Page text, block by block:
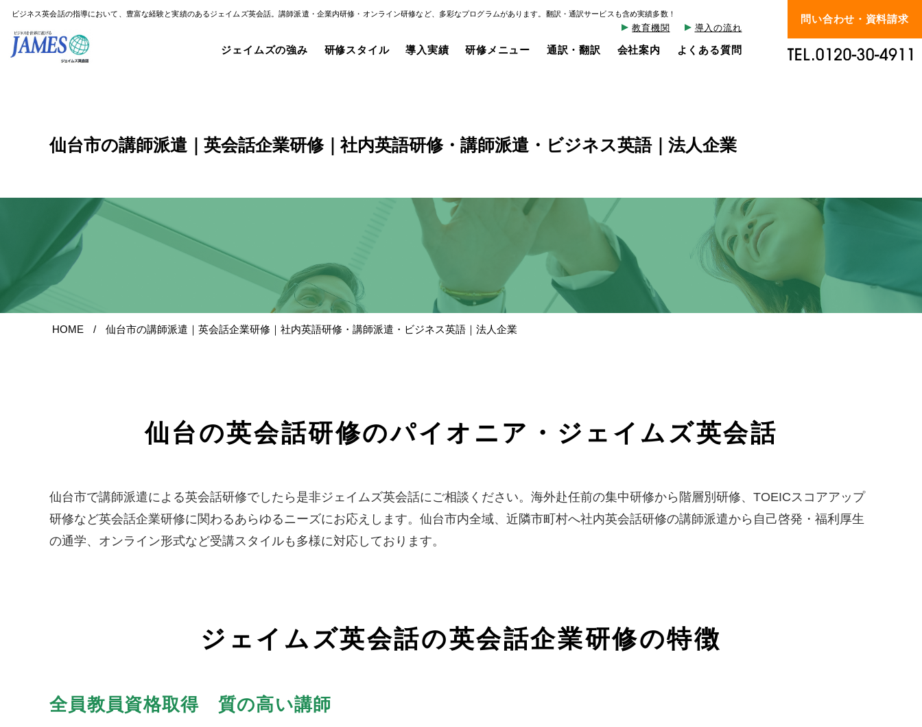
ビジネス英会話の指導において、豊富な経験と実績のあるジェイムズ英会話。講師派遣・企業内研修・オンライン研修など、多彩なプログラムがあります。翻訳・通訳サービスも含め実績多数！
ジェイムズの強み 研修スタイル 導入実績 研修メニュー 通訳・翻訳 会社案内 よくある質問
教育機関 導入の流れ
問い合わせ・資料請求
仙台市の講師派遣｜英会話企業研修｜社内英語研修・講師派遣・ビジネス英語｜法人企業
HOME 仙台市の講師派遣｜英会話企業研修｜社内英語研修・講師派遣・ビジネス英語｜法人企業
仙台の英会話研修のパイオニア・ジェイムズ英会話
仙台市で講師派遣による英会話研修でしたら是非ジェイムズ英会話にご相談ください。海外赴任前の集中研修から階層別研修、TOEICスコアアップ
研修など英会話企業研修に関わるあらゆるニーズにお応えします。仙台市内全域、近隣市町村へ社内英会話研修の講師派遣から自己啓発・福利厚生
の通学、オンライン形式など受講スタイルも多様に対応しております。
ジェイムズ英会話の英会話企業研修の特徴
全員教員資格取得 質の高い講師